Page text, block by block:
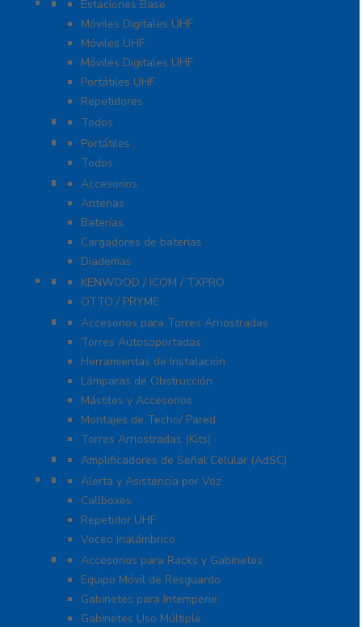
Estaciones Base
Móviles Digitales UHF
Móviles UHF
Móviles Digitales UHF
Portátiles UHF
Repetidores
Radios ICOM WiFi
Todos
Radios Marinos
Portátiles
Todos
Accesorios para KENWOOD
Accesorios
Antenas
Baterías
Cargadores de baterías
Diademas
Refacciones
KENWOOD / ICOM / TXPRO
OTTO / PRYME
Torres y Mástiles
Accesorios para Torres Arriostradas
Torres Autosoportadas
Herramientas de Instalación
Lámparas de Obstrucción
Mástiles y Accesorios
Montajes de Techo/ Pared
Torres Arriostradas (Kits)
Cobertura para Celular 4G LTE, 3G y Voz
Amplificadores de Señal Celular (AdSC)
Soluciones RITRON
Alerta y Asistencia por Voz
Callboxes
Repetidor UHF
Voceo Inalámbrico
Racks y Gabinetes
Accesorios para Racks y Gabinetes
Equipo Móvil de Resguardo
Gabinetes para Intemperie
Gabinetes Uso Múltiple